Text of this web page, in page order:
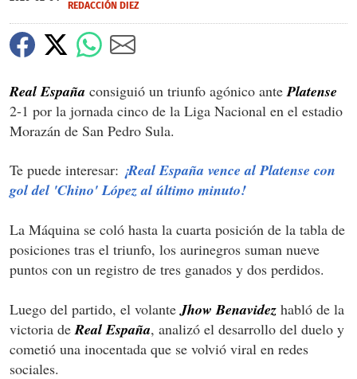
11
REDACCIÓN DIEZ
Real España consiguió un triunfo agónico ante Platense
2-1 por la jornada cinco de la Liga Nacional en el estadio
Morazán de San Pedro Sula.
Te puede interesar: ¡Real España vence al Platense con
gol del 'Chino' López al último minuto!
La Máquina se coló hasta la cuarta posición de la tabla de
posiciones tras el triunfo, los aurinegros suman nueve
puntos con un registro de tres ganados y dos perdidos.
Luego del partido, el volanteJhow Benavidez habló de la
victoria deReal España, analizó el desarrollo del duelo y
cometió una inocentada que se volvió viral en redes
sociales.